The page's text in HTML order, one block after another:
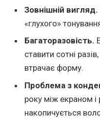
Зовнішній вигляд.
«глухого»
Багаторазовість.
ставити сотні
втрачає форму.
Проблема з
року між екраном
накопичується